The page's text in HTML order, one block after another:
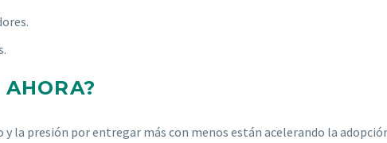
la presión por entregar más con menos están acelerando la